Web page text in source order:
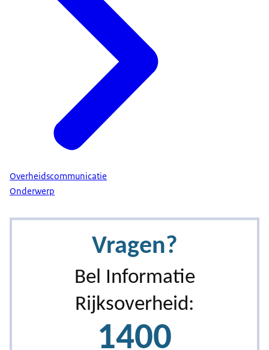
Met een persoonsgebonden budget (pgb) kunt u
de ondersteuning zelf kiezen en inhuren. Het
bedrag dat u krijgt, is uw budget. U kunt hiermee
zelf ondersteuning inkopen. Zo kunt u
bijvoorbeeld een andere rolstoel of scootmobiel
kopen dan de standaardmodellen van de
gemeente. Met een pgb kiest u ook zelf wie u
verzorgt. Bijvoorbeeld een zorginstelling, een
familielid of uw partner. U krijgt niet zomaar een
pgb bij u past.
Wat zijn de kosten?
Als u 18 jaar of ouder bent, betaalt u een eigen
bijdrage voor ondersteuning thuis vanuit de Wmo
2015. Het Centraal Administratiekantoor (CAK)
berekent hoeveel u moet betalen. Het CAK int dit
bedrag eens in de 4 weken. Er is een maximale
eigen bijdrage. Het CAK houdt hier rekening mee.
Ontvangt u verpleging of verzorging thuis via uw
zorgverzekeraar? Dan betaalt u geen eigen
Overheidscommunicatie
Onderwerp